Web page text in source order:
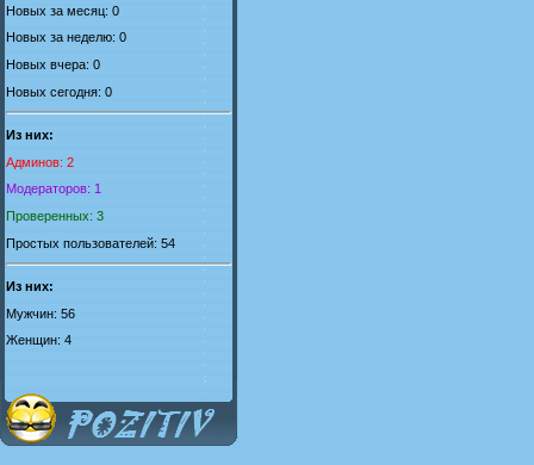
Новых за месяц: 0
Новых за неделю: 0
Новых вчера: 0
Новых сегодня: 0
Из них:
Админов: 2
Модераторов: 1
Проверенных: 3
Простых пользователей: 54
Из них:
Мужчин: 56
Женщин: 4